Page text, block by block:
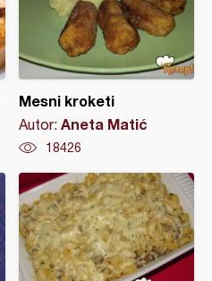
Mesni kroketi
Autor: Aneta Matić
18426